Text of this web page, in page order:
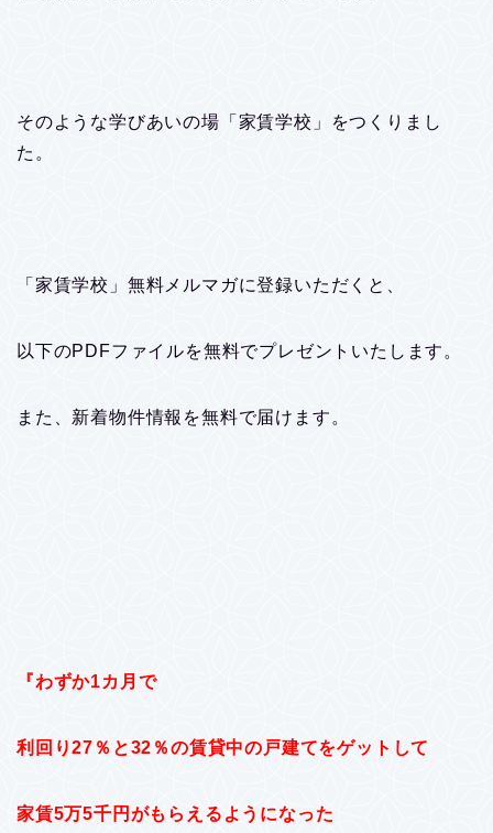
そのような学びあいの場「家賃学校」をつくりまし
た。
「家賃学校」無料メルマガに登録いただくと、
以下のPDFファイルを無料でプレゼントいたします。
また、新着物件情報を無料で届けます。
『わずか1カ月で
利回り27％と32％の賃貸中の戸建てをゲットして
家賃5万5千円がもらえるようになった